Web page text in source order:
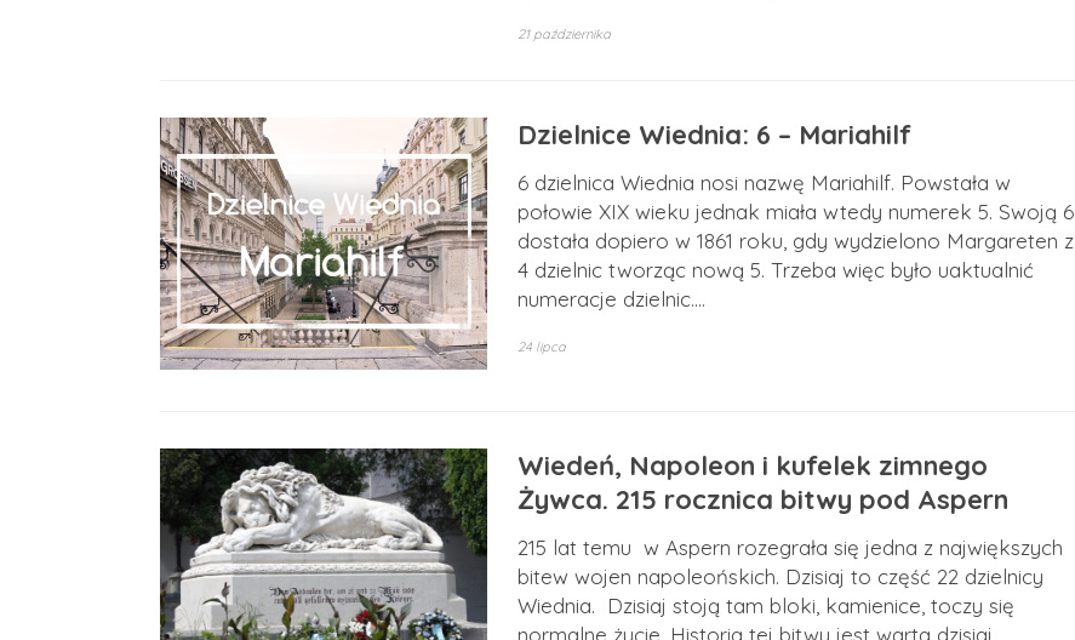
21 października
Dzielnice Wiednia: 6 – Mariahilf
6 dzielnica Wiednia nosi nazwę Mariahilf. Powstała w
połowie XIX wieku jednak miała wtedy numerek 5. Swoją 6
dostała dopiero w 1861 roku, gdy wydzielono Margareten z
4 dzielnic tworząc nową 5. Trzeba więc było uaktualnić
numeracje dzielnic.…
24 lipca
Wiedeń, Napoleon i kufelek zimnego
Żywca. 215 rocznica bitwy pod Aspern
215 lat temu w Aspern rozegrała się jedna z największych
bitew wojen napoleońskich. Dzisiaj to część 22 dzielnicy
Wiednia. Dzisiaj stoją tam bloki, kamienice, toczy się
normalne życie. Historia tej bitwy jest warta dzisiaj